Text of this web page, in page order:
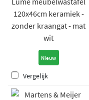
Nieuw
Vergelijk